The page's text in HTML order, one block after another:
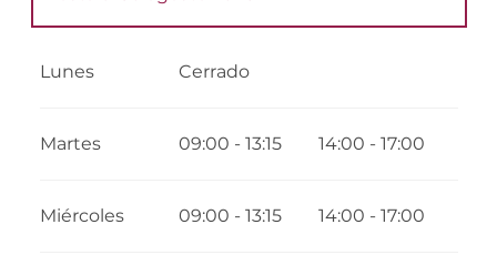
Lunes Cerrado
Martes 09:00 - 13:15 14:00 - 17:00
Miércoles 09:00 - 13:15 14:00 - 17:00